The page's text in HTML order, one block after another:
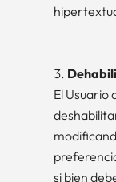
El Usuario
si bien